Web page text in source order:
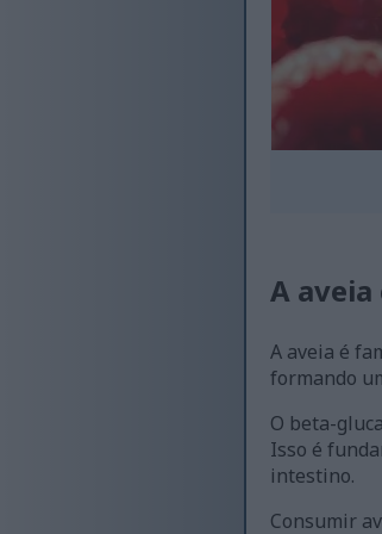
A
A aveia é
formando
O beta-
Isso é
intestino.
Consumir